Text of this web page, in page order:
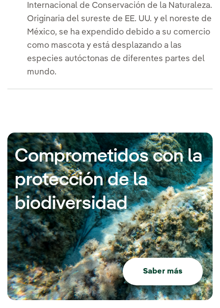
Internacional de Conservación de la Naturaleza.
Originaria del sureste de EE. UU. y el noreste de
México, se ha expendido debido a su comercio
como mascota y está desplazando a las
especies autóctonas de diferentes partes del
mundo.
Comprometidos con la
protección de la
biodiversidad
Saber más